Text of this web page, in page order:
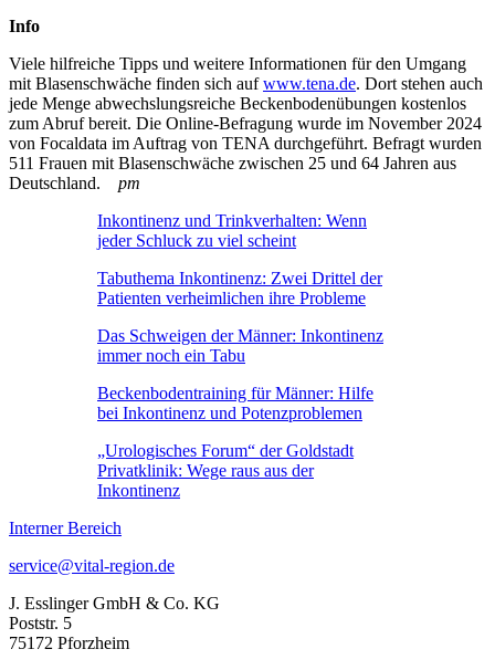
Info
Viele hilfreiche Tipps und weitere Informationen für den Umgang
mit Blasenschwäche finden sich aufwww.tena.de. Dort stehen auch
jede Menge abwechslungsreiche Beckenbodenübungen kostenlos
zum Abruf bereit. Die Online-Befragung wurde im November 2024
von Focaldata im Auftrag von TENA durchgeführt. Befragt wurden
511 Frauen mit Blasenschwäche zwischen 25 und 64 Jahren aus
Deutschland. pm
Inkontinenz und Trinkverhalten: Wenn
jeder Schluck zu viel scheint
Tabuthema Inkontinenz: Zwei Drittel der
Patienten verheimlichen ihre Probleme
Das Schweigen der Männer: Inkontinenz
immer noch ein Tabu
Beckenbodentraining für Männer: Hilfe
bei Inkontinenz und Potenzproblemen
„Urologisches Forum“ der Goldstadt
Privatklinik: Wege raus aus der
Inkontinenz
Interner Bereich
service@vital-region.de
J. Esslinger GmbH & Co. KG
Poststr. 5
75172 Pforzheim